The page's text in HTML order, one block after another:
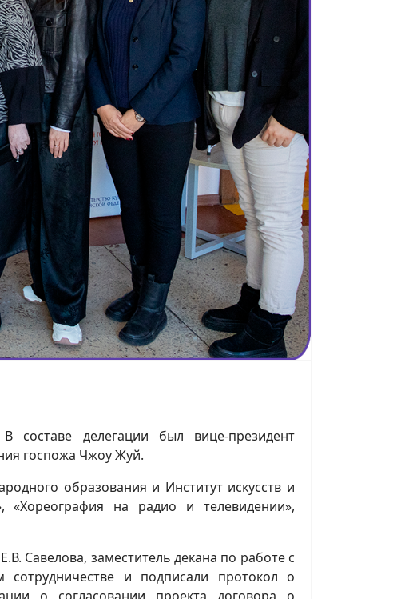
составе делегации был вице-президент
госпожа Чжоу Жуй.
образования и Институт искусств и
«Хореография на радио и телевидении»,
Савелова, заместитель декана по работе с
и подписали протокол о